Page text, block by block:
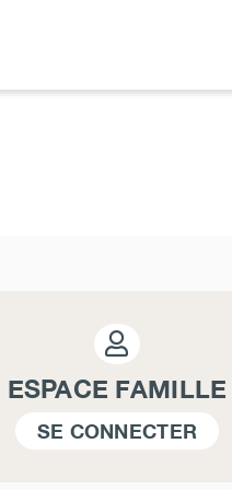
ESPACE FAMILLE
SE CONNECTER